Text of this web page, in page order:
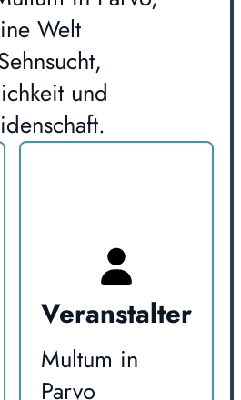
Welt
und
Veranstalter
Multum in
Parvo